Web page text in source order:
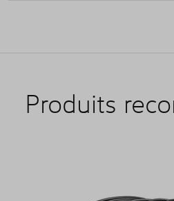
Produits